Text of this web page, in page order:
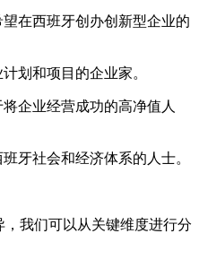
在西班牙创办创新型企业的
划和项目的企业家。
企业经营成功的高净值人
牙社会和经济体系的人士。
我们可以从关键维度进行分